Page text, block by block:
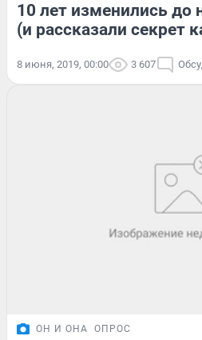
10 лет изменились до
(и рассказали секрет
8 июня, 2019, 00:00 3 607
ОН И ОНА ОПРОС